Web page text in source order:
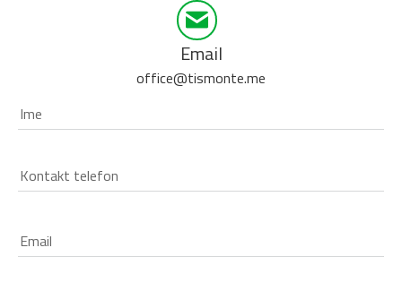
Email
office@tismonte.me
Ime
Kontakt telefon
Email